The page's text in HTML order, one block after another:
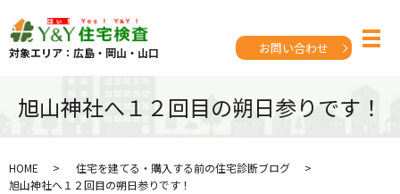
対象エリア：広島・岡山・山口 お問い合わせ
旭山神社へ１２回目の朔日参りです！
HOME
住宅を建てる・購入する前の住宅診断ブログ
旭山神社へ１２回目の朔日参りです！